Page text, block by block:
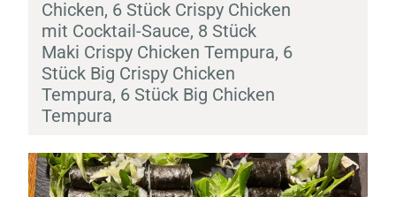
Chicken, 6 Stück Crispy Chicken
mit Cocktail-Sauce, 8 Stück
Maki Crispy Chicken Tempura, 6
Stück Big Crispy Chicken
Tempura, 6 Stück Big Chicken
Tempura